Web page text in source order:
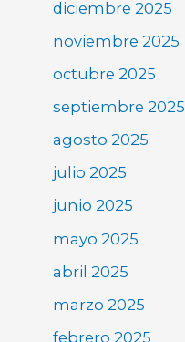
diciembre 2025
noviembre 2025
octubre 2025
septiembre 2025
agosto 2025
julio 2025
junio 2025
mayo 2025
abril 2025
marzo 2025
febrero 2025